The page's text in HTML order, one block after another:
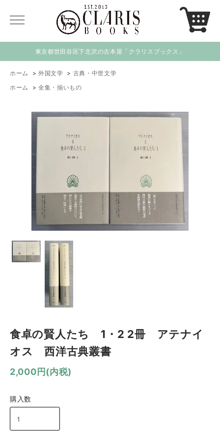
東京都世田谷区下北沢の古本屋「クラリスブックス」
ホーム > 外国文学 > 古典・中世文学
ホーム
> 全集・揃いもの
食卓の賢人たち 1・2 2冊 アテナイ
オス 西洋古典叢書
2,000円(内税)
購入数